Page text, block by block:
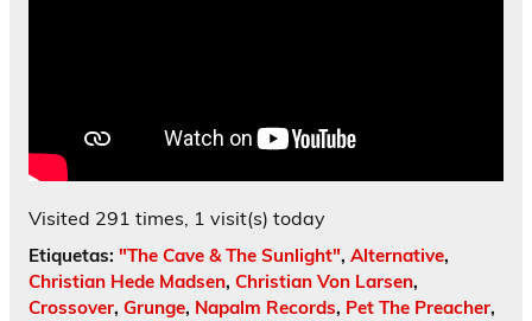
Visited 291 times, 1 visit(s) today
Etiquetas: "The Cave & The Sunlight", Alternative,
Christian Hede Madsen, Christian Von Larsen,
Crossover, Grunge, Napalm Records, Pet The Preacher,